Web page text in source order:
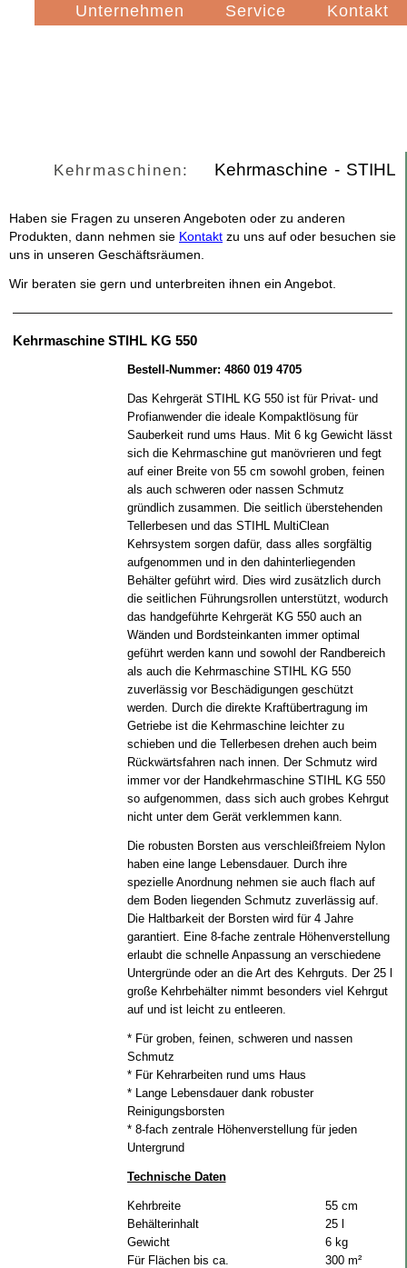
Navigation
überspringen
Unternehmen Service Kontakt
Kehrmaschinen: Kehrmaschine - STIHL
Haben sie Fragen zu unseren Angeboten oder zu anderen
Produkten, dann nehmen sie Kontakt zu uns auf oder besuchen sie
uns in unseren Geschäftsräumen.
Wir beraten sie gern und unterbreiten ihnen ein Angebot.
Kehrmaschine STIHL KG 550
Bestell-Nummer: 4860 019 4705
Das Kehrgerät STIHL KG 550 ist für Privat- und
Profianwender die ideale Kompaktlösung für
Sauberkeit rund ums Haus. Mit 6 kg Gewicht lässt
sich die Kehrmaschine gut manövrieren und fegt
auf einer Breite von 55 cm sowohl groben, feinen
als auch schweren oder nassen Schmutz
gründlich zusammen. Die seitlich überstehenden
Tellerbesen und das STIHL MultiClean
Kehrsystem sorgen dafür, dass alles sorgfältig
aufgenommen und in den dahinterliegenden
Behälter geführt wird. Dies wird zusätzlich durch
die seitlichen Führungsrollen unterstützt, wodurch
das handgeführte Kehrgerät KG 550 auch an
Wänden und Bordsteinkanten immer optimal
geführt werden kann und sowohl der Randbereich
als auch die Kehrmaschine STIHL KG 550
zuverlässig vor Beschädigungen geschützt
werden. Durch die direkte Kraftübertragung im
Getriebe ist die Kehrmaschine leichter zu
schieben und die Tellerbesen drehen auch beim
Rückwärtsfahren nach innen. Der Schmutz wird
immer vor der Handkehrmaschine STIHL KG 550
so aufgenommen, dass sich auch grobes Kehrgut
nicht unter dem Gerät verklemmen kann.
Die robusten Borsten aus verschleißfreiem Nylon
haben eine lange Lebensdauer. Durch ihre
spezielle Anordnung nehmen sie auch flach auf
dem Boden liegenden Schmutz zuverlässig auf.
Die Haltbarkeit der Borsten wird für 4 Jahre
garantiert. Eine 8-fache zentrale Höhenverstellung
erlaubt die schnelle Anpassung an verschiedene
Untergründe oder an die Art des Kehrguts. Der 25 l
große Kehrbehälter nimmt besonders viel Kehrgut
auf und ist leicht zu entleeren.
* Für groben, feinen, schweren und nassen
Schmutz
* Für Kehrarbeiten rund ums Haus
* Lange Lebensdauer dank robuster
Reinigungsborsten
* 8-fach zentrale Höhenverstellung für jeden
Untergrund
Technische Daten
Kehrbreite
55 cm
Behälterinhalt
25 l
Gewicht
6 kg
Für Flächen bis ca.
300 m²